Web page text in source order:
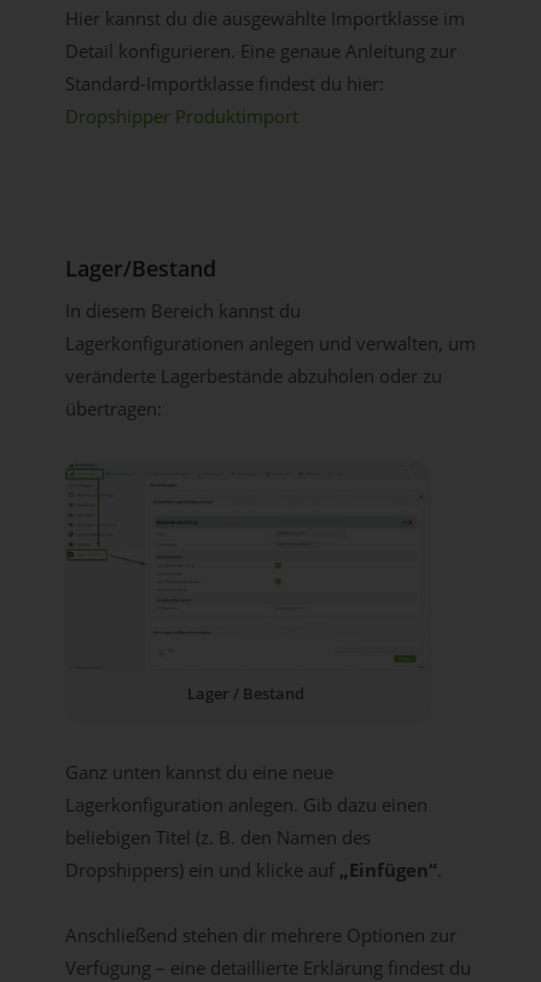
Hier kannst du die ausgewählte Importklasse im
Detail konfigurieren. Eine genaue Anleitung zur
Standard-Importklasse findest du hier:
Dropshipper Produktimport
Lager/Bestand
In diesem Bereich kannst du
Lagerkonfigurationen anlegen und verwalten, um
veränderte Lagerbestände abzuholen oder zu
übertragen:
Lager / Bestand
Ganz unten kannst du eine neue
Lagerkonfiguration anlegen. Gib dazu einen
beliebigen Titel (z. B. den Namen des
Dropshippers) ein und klicke auf „Einfügen“.
Anschließend stehen dir mehrere Optionen zur
Verfügung – eine detaillierte Erklärung findest du